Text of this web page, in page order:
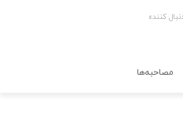
کننده
مصاحبه‌ها